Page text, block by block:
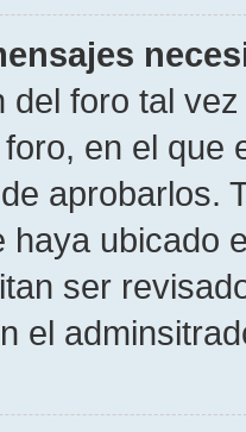
del foro tal
en el
aprobarlos.
haya ubicado
ser
el